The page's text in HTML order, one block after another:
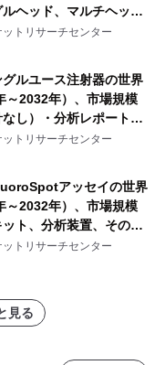
ヘッド、マルチヘッ
ートを発表
トリサーチセンター
ルユース注射器の世界
～2032年）、市場規模
なし）・分析レポートを
トリサーチセンター
アッセイの世界
～2032年）、市場規模
ット、分析装置、その
ートを発表
トリサーチセンター
見る